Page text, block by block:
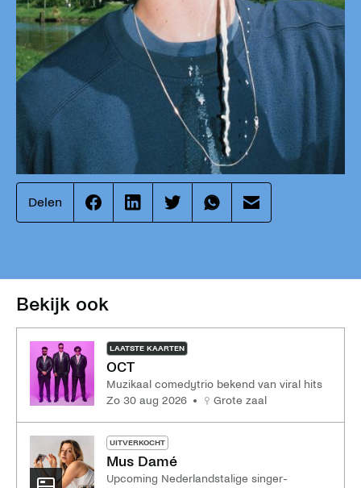
Delen
Effenaar
op
Effenaar
op
Effenaar
op
Effenaar
op
Effenaar
op
Bekijk ook
LAATSTE KAARTEN
OCT
Muzikaal comedytrio bekend van viral hits
zo 30 aug 2026
Grote zaal
UITVERKOCHT
Mus Damé
Upcoming Nederlandstalige singer-